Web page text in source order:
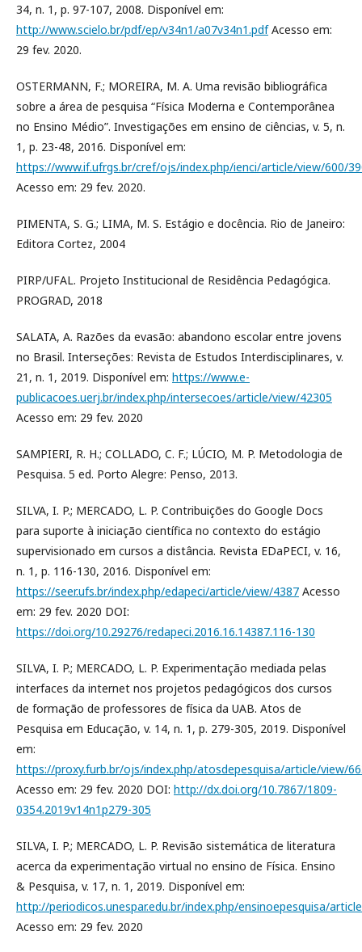
34, n. 1, p. 97-107, 2008. Disponível em:
http://www.scielo.br/pdf/ep/v34n1/a07v34n1.pdfAcesso em:
29 fev. 2020.
OSTERMANN, F.; MOREIRA, M. A. Uma revisão bibliográfica
sobre a área de pesquisa “Física Moderna e Contemporânea
no Ensino Médio”. Investigações em ensino de ciências, v. 5, n.
1, p. 23-48, 2016. Disponível em:
https://www.if.ufrgs.br/cref/ojs/index.php/ienci/article/view/600/
Acesso em: 29 fev. 2020.
PIMENTA, S. G.; LIMA, M. S. Estágio e docência. Rio de Janeiro:
Editora Cortez, 2004
PIRP/UFAL. Projeto Institucional de Residência Pedagógica.
PROGRAD, 2018
SALATA, A. Razões da evasão: abandono escolar entre jovens
no Brasil. Interseções: Revista de Estudos Interdisciplinares, v.
21, n. 1, 2019. Disponível em: https://www.e-
publicacoes.uerj.br/index.php/intersecoes/article/view/42305
Acesso em: 29 fev. 2020
SAMPIERI, R. H.; COLLADO, C. F.; LÚCIO, M. P. Metodologia de
Pesquisa. 5 ed. Porto Alegre: Penso, 2013.
SILVA, I. P.; MERCADO, L. P. Contribuições do Google Docs
para suporte à iniciação científica no contexto do estágio
supervisionado em cursos a distância. Revista EDaPECI, v. 16,
n. 1, p. 116-130, 2016. Disponível em:
https://seer.ufs.br/index.php/edapeci/article/view/4387 Acesso
em: 29 fev. 2020 DOI:
https://doi.org/10.29276/redapeci.2016.16.14387.116-130
SILVA, I. P.; MERCADO, L. P. Experimentação mediada pelas
interfaces da internet nos projetos pedagógicos dos cursos
de formação de professores de física da UAB. Atos de
Pesquisa em Educação, v. 14, n. 1, p. 279-305, 2019. Disponível
em:
https://proxy.furb.br/ojs/index.php/atosdepesquisa/article/view/
Acesso em: 29 fev. 2020 DOI: http://dx.doi.org/10.7867/1809-
0354.2019v14n1p279-305
SILVA, I. P.; MERCADO, L. P. Revisão sistemática de literatura
acerca da experimentação virtual no ensino de Física. Ensino
& Pesquisa, v. 17, n. 1, 2019. Disponível em:
http://periodicos.unespar.edu.br/index.php/ensinoepesquisa/
Acesso em: 29 fev. 2020